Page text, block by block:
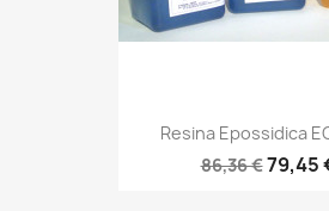
Resina Epossidica
86,36 €79,45